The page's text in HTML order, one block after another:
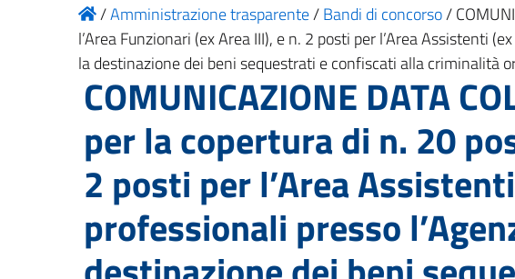
/Amministrazione trasparente/Bandi di concorso/
l’Area Funzionari (ex Area III), e n. 2 posti per l’Area Assistenti
la destinazione dei beni sequestrati e confiscati alla criminalità
COMUNICAZIONE DATA
per la copertura di n. 20
2 posti per l’Area
professionali presso